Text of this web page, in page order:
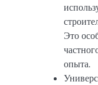
Это
опыта.